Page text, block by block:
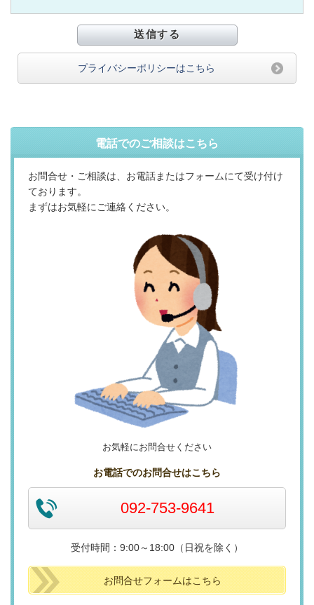
プライバシーポリシーはこちら
電話でのご相談はこちら
お問合せ・ご相談は、お電話またはフォームにて受け付け
ております。
まずはお気軽にご連絡ください。
お気軽にお問合せください
お電話でのお問合せはこちら
092-753-9641
受付時間：9:00～18:00（日祝を除く）
お問合せフォームはこちら